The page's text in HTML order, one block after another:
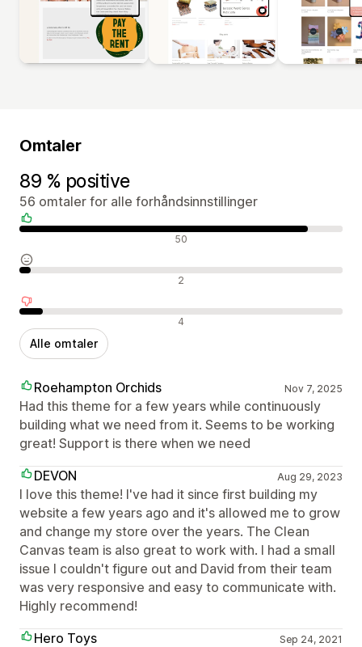
Omtaler
89 % positive
56 omtaler for alle forhåndsinnstillinger
Positive omtaler 50
Nøytrale omtaler 2
Negative omtaler 4
Alle omtaler
Roehampton Orchids Nov 7, 2025
Had this theme for a few years while continuously
building what we need from it. Seems to be working
great! Support is there when we need
DEVON
Aug 29, 2023
I love this theme! I've had it since first building my
website a few years ago and it's allowed me to grow
and change my store over the years. The Clean
Canvas team is also great to work with. I had a small
issue I couldn't figure out and David from their team
was very responsive and easy to communicate with.
Highly recommend!
Hero Toys
Sep 24, 2021